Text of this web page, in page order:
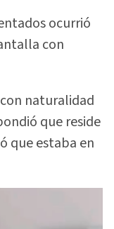
ocurrió
con
naturalidad
que reside
que estaba en